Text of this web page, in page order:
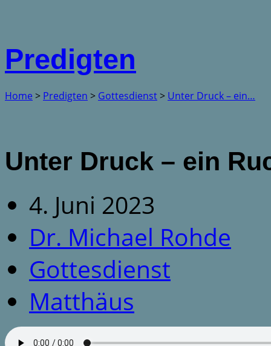
Predigten
Home > Predigten > Gottesdienst> Unter Druck – ein…
Unter Druck – ein
4. Juni 2023
Dr. Michael Rohde
Gottesdienst
Matthäus